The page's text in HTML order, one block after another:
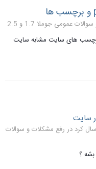
عمومی جوملا 1.7 و 2.5
برچسب های سایت مشابه سایت
سایت
رفع مشکلات و سوالات
؟